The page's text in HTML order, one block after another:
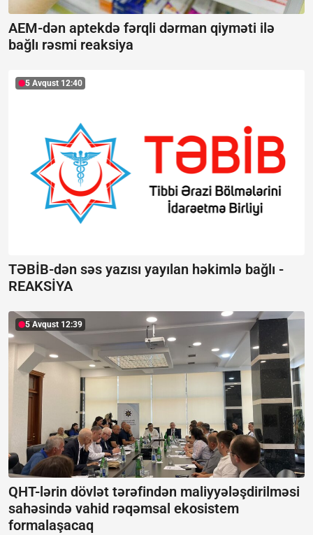
AEM-dən aptekdə fərqli dərman qiyməti ilə
bağlı rəsmi reaksiya
5 Avqust 12:40
TƏBİB-dən səs yazısı yayılan həkimlə bağlı -
REAKSİYA
5 Avqust 12:39
QHT-lərin dövlət tərəfindən maliyyələşdirilməsi
sahəsində vahid rəqəmsal ekosistem
formalaşacaq